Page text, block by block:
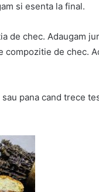
si esenta la final.
de chec. Adaugam
de chec.
pana cand trece